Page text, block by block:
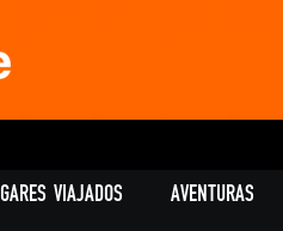
VIAJADOS AVENTURAS